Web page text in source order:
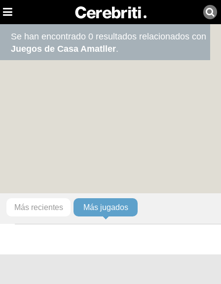
Se han encontrado 0 resultados relacionados con
Juegos de Casa Amatller.
Más recientes Más jugados